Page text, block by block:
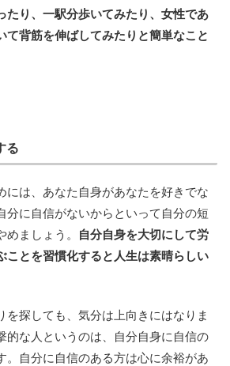
たり、一駅分歩いてみたり、女性であ
て背筋を伸ばしてみたりと簡単なこと
る
には、あなた自身があなたを好きでな
分に自信がないからといって自分の短
ましょう。
自分自身を大切にして労
ことを習慣化すると人生は素晴らしい
を探しても、気分は上向きにはなりま
的な人というのは、自分自身に自信の
。自分に自信のある方は心に余裕があ